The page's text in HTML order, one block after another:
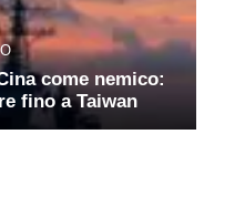
come nemico:
fino a Taiwan